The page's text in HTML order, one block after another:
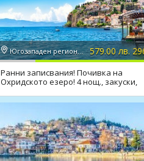
Югозападен регион, Охрид 579.00 лв.
Ранни записвания! Почивка на
Охридското езеро! 4 нощ., закуски,